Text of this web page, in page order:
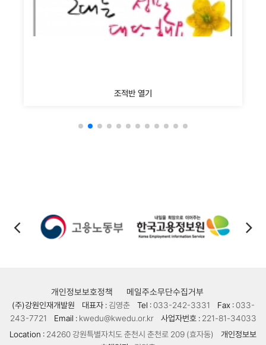
조적반 열기
개인정보보호정책 메일주소무단수집거부
(주)강원인재개발원 대표자 : 김영춘 Tel : 033-242-3331 Fax : 033-
243-7721
Email : kwedu@kwedu.or.kr 사업자번호 : 221-81-34033
Location : 24260 강원특별자치도 춘천시 춘천로 209 (효자동)
개인정보보